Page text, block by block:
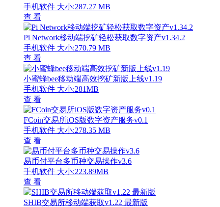
手机软件 大小:287.27 MB
查 看
Pi Network移动端挖矿轻松获取数字资产v1.34.2
手机软件 大小:270.79 MB
查 看
小蜜蜂bee移动端高效挖矿新版上线v1.19
手机软件 大小:281MB
查 看
FCoin交易所iOS版数字资产服务v0.1
手机软件 大小:278.35 MB
查 看
易币付平台多币种交易操作v3.6
手机软件 大小:223.89MB
查 看
SHIB交易所移动端获取v1.22 最新版